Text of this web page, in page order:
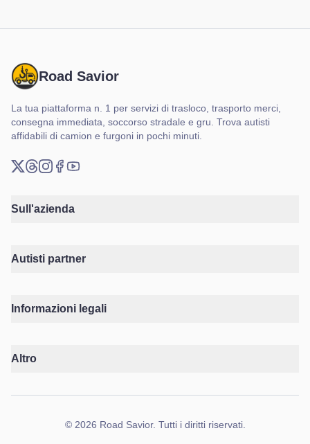
Road Savior
La tua piattaforma n. 1 per servizi di trasloco, trasporto merci,
consegna immediata, soccorso stradale e gru. Trova autisti
affidabili di camion e furgoni in pochi minuti.
Sull'azienda
Autisti partner
Informazioni legali
Altro
© 2026 Road Savior. Tutti i diritti riservati.